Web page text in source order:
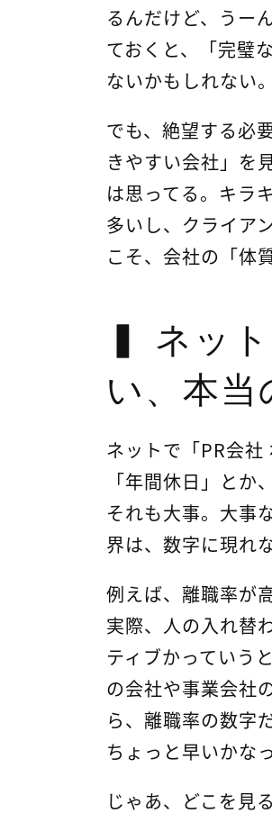
るんだけど、うー
ておくと、「完璧
ないかもしれない
でも、絶望する必
きやすい会社」を
は思ってる。キラ
多いし、クライア
こそ、会社の「体
ネッ
い、本当
ネットで「PR会
「年間休日」と
それも大事。大事
界は、数字に現れ
例えば、離職率が
実際、人の入れ替
ティブかっていう
の会社や事業会社
ら、離職率の数字
ちょっと早いかな
じゃあ、どこを見